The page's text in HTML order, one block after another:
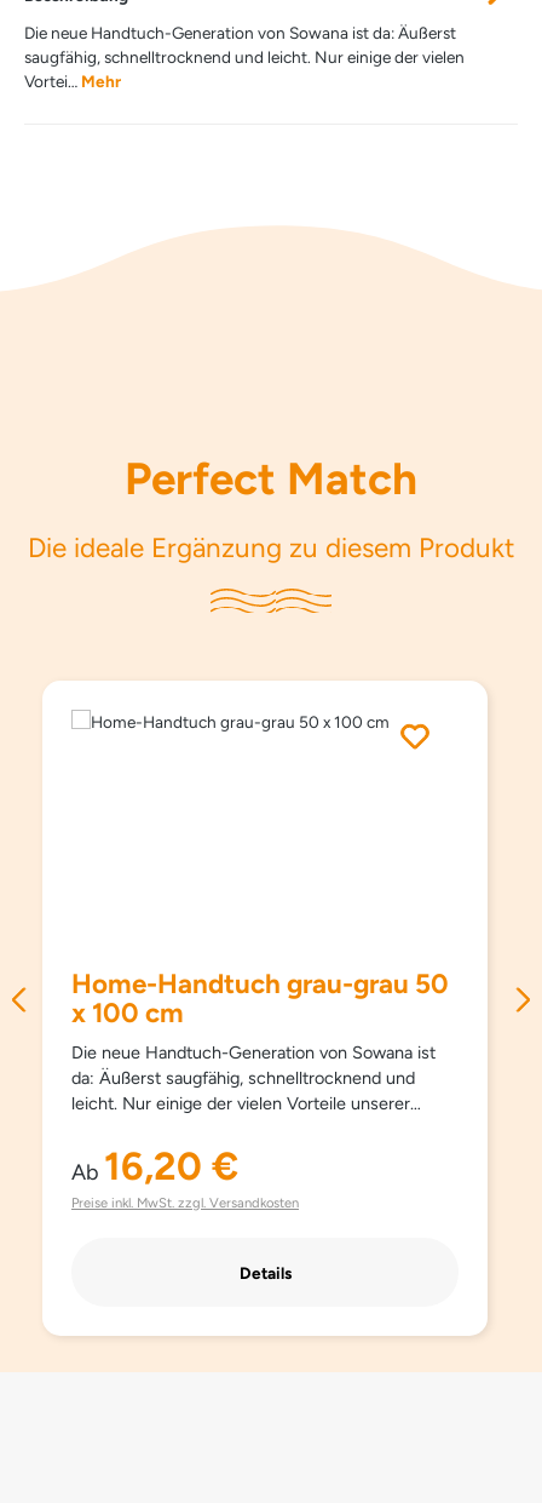
Die neue Handtuch-Generation von Sowana ist da: Äußerst
saugfähig, schnelltrocknend und leicht. Nur einige der vielen
Vortei… Mehr
Perfect Match
Die ideale Ergänzung zu diesem Produkt
Home-Handtuch grau-grau 50
x 100 cm
Die neue Handtuch-Generation von Sowana ist
da: Äußerst saugfähig, schnelltrocknend und
leicht. Nur einige der vielen Vorteile unserer
feinster Mikrofaser.## Für ein seidiges und
flauschiges Gefühl beim Abtrocknen und für ein
besonders sauberes Hautgefühl, mit
nehmen zweimal mehr Feuchtigkeit auf als
schnell.
Regulärer Preis:
Ab 16,20 €
Preise inkl. MwSt. zzgl. Versandkosten
Details